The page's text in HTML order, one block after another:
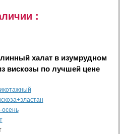
:
халат в изумрудном
вискозы по лучшей цене
осень